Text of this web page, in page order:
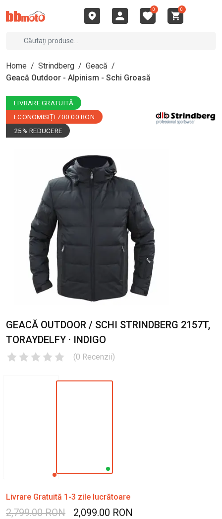
0 0
Home / Strindberg / Geacă /
Geacă Outdoor - Alpinism - Schi Groasă
LIVRARE GRATUITĂ
ECONOMISIȚI 700.00 RON
25% REDUCERE
GEACĂ OUTDOOR / SCHI STRINDBERG 2157T,
TORAYDELFY · INDIGO
(0 Recenzii)
Livrare Gratuită 1-3 zile lucrătoare
2,799.00 RON 2,099.00 RON